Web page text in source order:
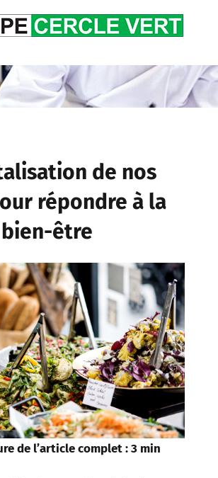
de nos
répondre à la
être
de l’article complet : 3 min